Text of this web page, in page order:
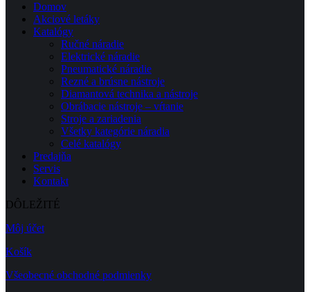
Domov
Akciové letáky
Katalógy
Ručné náradie
Elektrické náradie
Pneumatické náradie
Rezné a brúsne nástroje
Diamantová technika a nástroje
Obrábacie nástroje – vŕtanie
Stroje a zariadenia
Všetky kategórie náradia
Celé katalógy
Predajňa
Servis
Kontakt
DÔLEŽITÉ
Môj účet
Košík
Všeobecné obchodné podmienky